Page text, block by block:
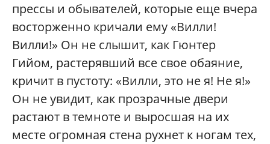
прессы и обывателей, которые еще вчера
восторженно кричали ему «Вилли!
Вилли!» Он не слышит, как Гюнтер
Гийом, растерявший все свое обаяние,
кричит в пустоту: «Вилли, это не я! Не я!»
Он не увидит, как прозрачные двери
растают в темноте и выросшая на их
месте огромная стена рухнет к ногам тех,